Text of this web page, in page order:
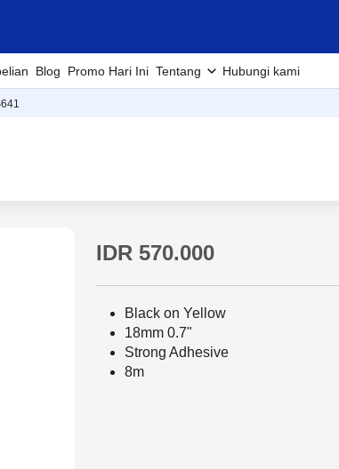
Blog Promo Hari Ini Tentang Hubungi kami
IDR 570.000
Black on Yellow
18mm 0.7"
Strong Adhesive
8m